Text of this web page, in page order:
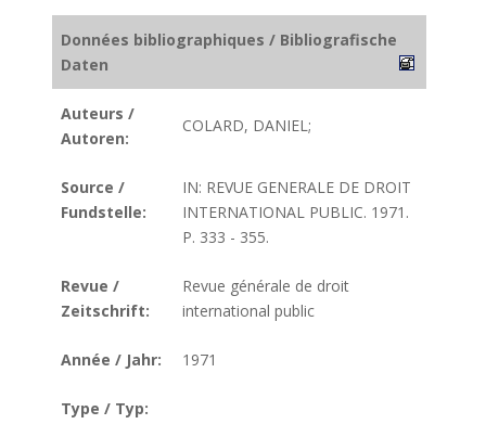
Données bibliographiques / Bibliografische
Daten
Auteurs /
Autoren:
COLARD, DANIEL;
Source /
Fundstelle:
IN: REVUE GENERALE DE DROIT
INTERNATIONAL PUBLIC. 1971.
P. 333 - 355.
Revue /
Zeitschrift:
Revue générale de droit
international public
Année / Jahr: 1971
Type / Typ: